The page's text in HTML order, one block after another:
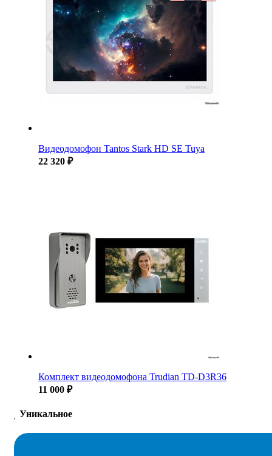
Видеодомофон Tantos Stark HD SE Tuya
22 320 ₽
Комплект видеодомофона Trudian TD-D3R36
11 000 ₽
Уникальное